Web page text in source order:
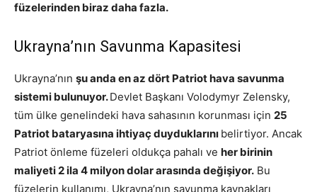
füzelerinden biraz daha fazla.
Ukrayna’nın Savunma Kapasitesi
Ukrayna’nın şu anda en az dört Patriot hava savunma
sistemi bulunuyor.Devlet Başkanı Volodymyr Zelensky,
tüm ülke genelindeki hava sahasının korunması için 25
Patriot bataryasına ihtiyaç duyduklarını belirtiyor. Ancak
Patriot önleme füzeleri oldukça pahalı ve her birinin
maliyeti 2 ila 4 milyon dolar arasında değişiyor. Bu
füzelerin kullanımı, Ukrayna’nın savunma kaynakları